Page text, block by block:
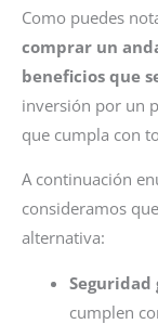
Como puedes
comprar un
beneficios que
inversión por un
que cumpla con
A continuación
consideramos
alternativa:
Seguridad
cumplen